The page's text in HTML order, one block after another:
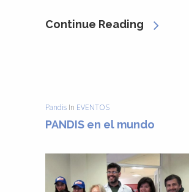
Continue Reading
Pandis In EVENTOS
PANDIS en el mundo